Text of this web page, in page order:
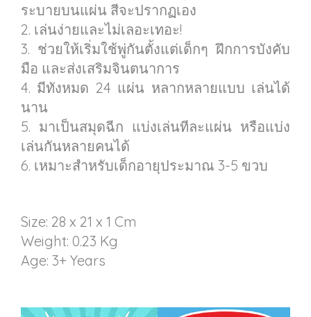
ระบายบนแผ่น สีจะปรากฏเอง
2. เล่นง่ายและไม่เลอะเทอะ!
3. ช่วยให้เริ่มใช้พู่กันตั้งแต่เด็กๆ ฝึกการบังคับ
มือ และส่งเสริมจินตนาการ
4. มีทังหมด 24 แผ่น หลากหลายแบบ เล่นได้
นาน
5. มาเป็นสมุดฉีก แบ่งเล่นทีละแผ่น หรือแบ่ง
เล่นกันหลายคนได้
6. เหมาะสำหรับเด็กอายุประมาณ 3-5 ขวบ
Size: 28 x 21 x 1 Cm
Weight: 0.23 Kg
Age: 3+ Years